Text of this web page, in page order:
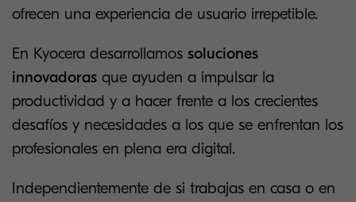
ofrecen una experiencia de usuario irrepetible.
En Kyocera desarrollamos soluciones
innovadoras que ayuden a impulsar la
productividad y a hacer frente a los crecientes
desafíos y necesidades a los que se enfrentan los
profesionales en plena era digital.
Independientemente de si trabajas en casa o en